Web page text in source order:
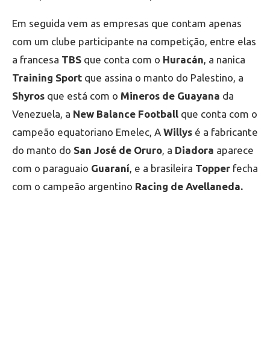
Em seguida vem as empresas que contam apenas
com um clube participante na competição, entre elas
a francesa TBS que conta com o Huracán , a nanica
Training Sport que assina o manto do Palestino, a
Shyros que está com o Mineros de Guayana da
Venezuela, a New Balance Football que conta com o
campeão equatoriano Emelec, A Willys é a fabricante
do manto do San José de Oruro , a Diadora aparece
com o paraguaio Guaraní , e a brasileira Topper fecha
com o campeão argentino Racing de Avellaneda.